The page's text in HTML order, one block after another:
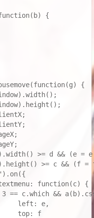
{
{
&& (e = e -
c && (f = f -
{
&&
e,
f